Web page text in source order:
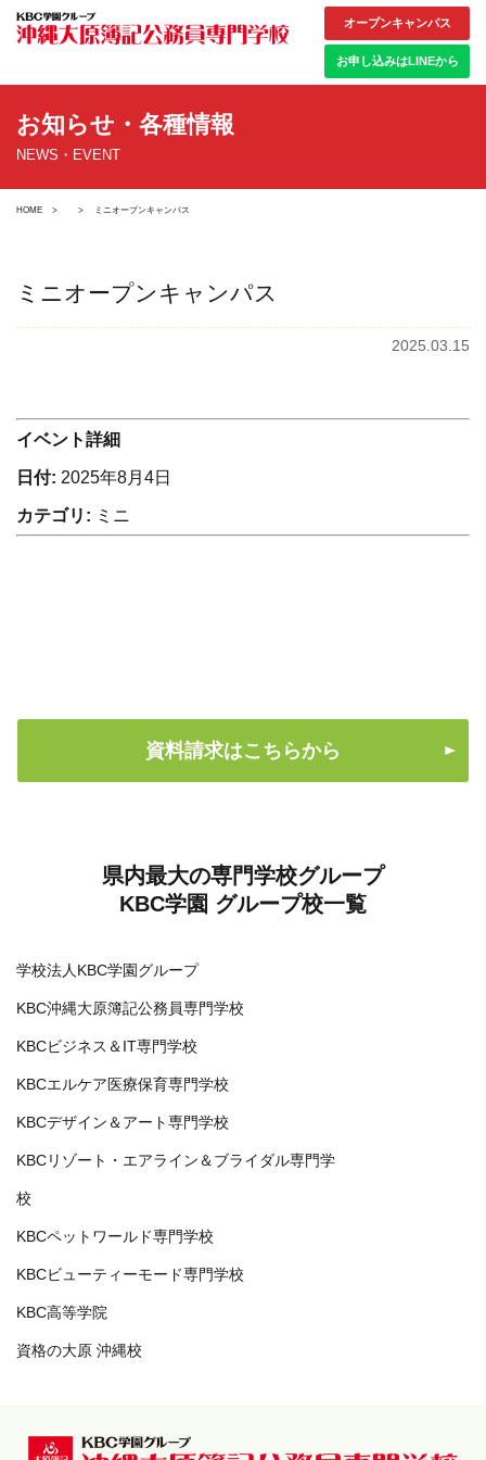
オープンキャンパス
お申し込みはLINEから
お知らせ・各種情報
NEWS・EVENT
HOME ミニオープンキャンパス
ミニオープンキャンパス
2025.03.15
イベント詳細
日付: 2025年8月4日
カテゴリ: ミニ
資料請求はこちらから
県内最大の専門学校グループ
KBC学園 グループ校一覧
学校法人KBC学園グループ
KBC沖縄大原簿記公務員専門学校
KBCビジネス＆IT専門学校
KBCエルケア医療保育専門学校
KBCデザイン＆アート専門学校
KBCリゾート・エアライン＆ブライダル専門学
校
KBCペットワールド専門学校
KBCビューティーモード専門学校
KBC高等学院
資格の大原 沖縄校